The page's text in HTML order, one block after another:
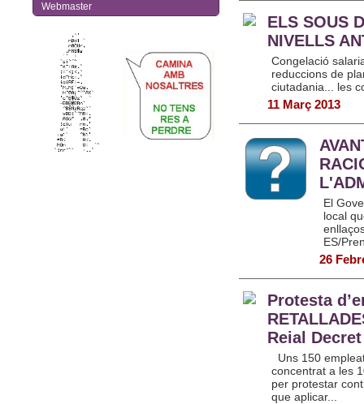
Webmaster
ELS SOUS
NIVELLS
Congelació
reduccions de
ciutadania... les
11 Març 2013
El
local
ES/
26
Protesta
Reial
Uns 150
concentrat a les
per protestar
que aplicar...